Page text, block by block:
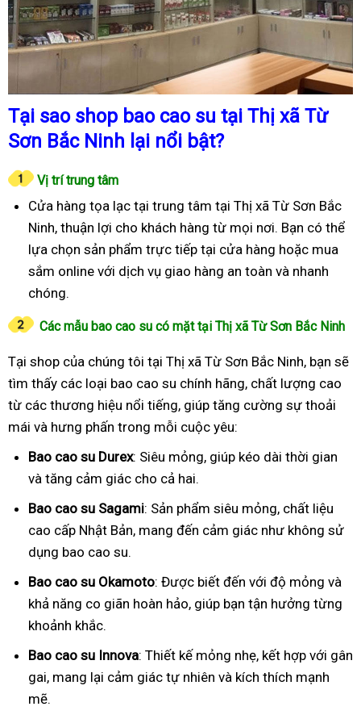
Tại sao shop bao cao su tại Thị xã Từ
Sơn Bắc Ninh lại nổi bật?
Vị trí trung tâm
Cửa hàng tọa lạc tại trung tâm tại Thị xã Từ Sơn Bắc
Ninh, thuận lợi cho khách hàng từ mọi nơi. Bạn có thể
lựa chọn sản phẩm trực tiếp tại cửa hàng hoặc mua
sắm online với dịch vụ giao hàng an toàn và nhanh
chóng.
Các mẫu bao cao su có mặt tại Thị xã Từ Sơn Bắc Ninh
Tại shop của chúng tôi tại Thị xã Từ Sơn Bắc Ninh, bạn sẽ
tìm thấy các loại bao cao su chính hãng, chất lượng cao
từ các thương hiệu nổi tiếng, giúp tăng cường sự thoải
mái và hưng phấn trong mỗi cuộc yêu:
Bao cao su Durex: Siêu mỏng, giúp kéo dài thời gian
và tăng cảm giác cho cả hai.
Bao cao su Sagami: Sản phẩm siêu mỏng, chất liệu
cao cấp Nhật Bản, mang đến cảm giác như không sử
dụng bao cao su.
Bao cao su Okamoto: Được biết đến với độ mỏng và
khả năng co giãn hoàn hảo, giúp bạn tận hưởng từng
khoảnh khắc.
Bao cao su Innova: Thiết kế mỏng nhẹ, kết hợp với gân
gai, mang lại cảm giác tự nhiên và kích thích mạnh
mẽ.